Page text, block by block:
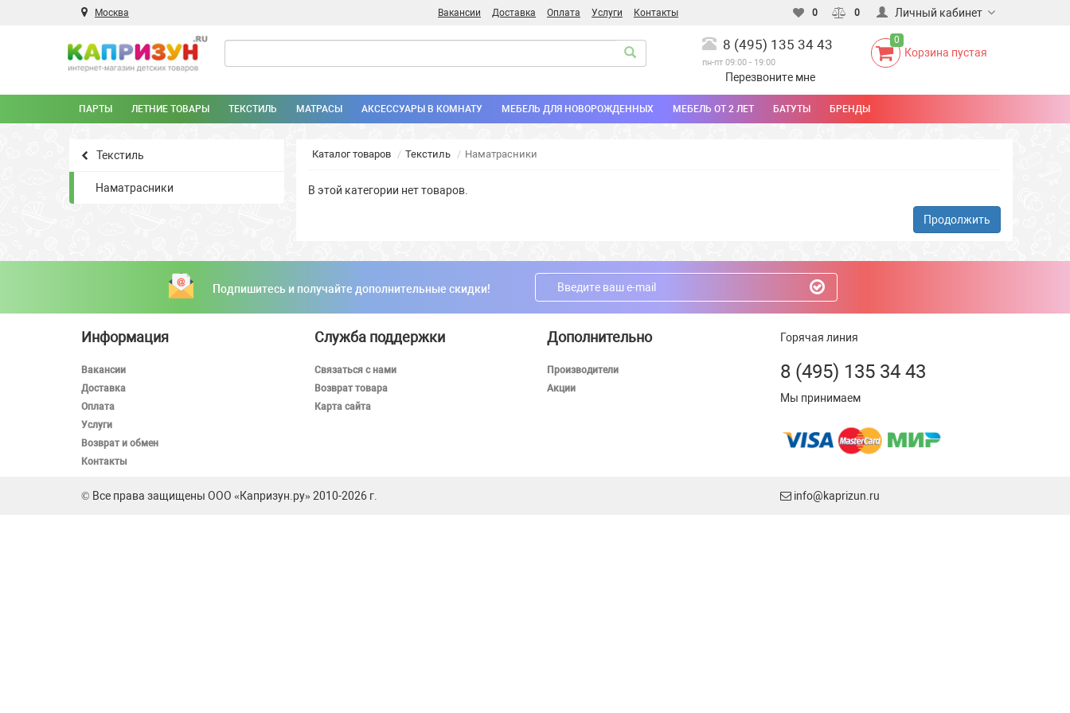
Москва Вакансии Доставка Оплата Услуги Контакты 0 0 Личный кабинет
8 (495) 135 34 43
пн-пт 09:00 - 19:00
Перезвоните мне
0
Корзина пустая
ПАРТЫ ЛЕТНИЕ ТОВАРЫ ТЕКСТИЛЬ МАТРАСЫ АКСЕССУАРЫ В КОМНАТУ МЕБЕЛЬ ДЛЯ НОВОРОЖДЕННЫХ МЕБЕЛЬ ОТ 2 ЛЕТ БАТУТЫ БРЕНДЫ
Текстиль
Наматрасники
Каталог товаров Текстиль Наматрасники
В этой категории нет товаров.
Продолжить
Подпишитесь и получайте дополнительные скидки!
Информация
Вакансии
Доставка
Оплата
Услуги
Возврат и обмен
Контакты
Служба поддержки
Связаться с нами
Возврат товара
Карта сайта
Дополнительно
Производители
Акции
Горячая линия
8 (495) 135 34 43
Мы принимаем
© Все права защищены ООО «Капризун.ру» 2010-2026 г. info@kaprizun.ru